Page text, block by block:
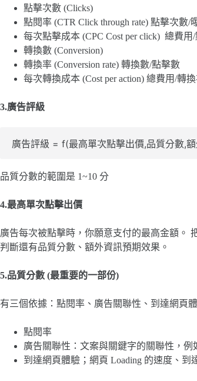
點擊次數 (Clicks)
點閱率 (CTR Click through rate) 點擊次數/
每次點擊成本 (CPC Cost per click) 總費用
轉換數 (Conversion)
轉換率 (Conversion rate) 轉換數/點擊數
每次轉換成本 (Cost per action) 總費用/轉
3.廣告評級
廣告評級 = f(最高單次點擊出價,品質分數,
品質分數的範圍是 1~10 分
4.最高單次點擊出價
廣告每次被點擊時，你願意支付的最高金額。
判斷還有品質分數、額外資訊預期效果。
5.品質分數 (最重要的一部份)
有三個依據：點閱率、廣告關聯性、到達網頁
點閱率
廣告關聯性：文案與關鍵字的關聯性，
到達網頁體驗；網頁 Loading 的速度、到